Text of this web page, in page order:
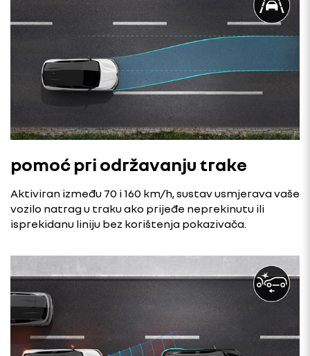
pomoć pri održavanju trake
Aktiviran između 70 i 160 km/h, sustav usmjerava vaše
vozilo natrag u traku ako prijeđe neprekinutu ili
isprekidanu liniju bez korištenja pokazivača.